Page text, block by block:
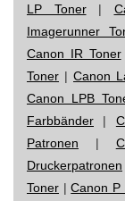
LP Toner|
Imagerunner
Canon IR Toner
Toner | Canon
Canon LPB
Farbbänder |
Patronen |
Druckerpatronen
Toner |Canon P